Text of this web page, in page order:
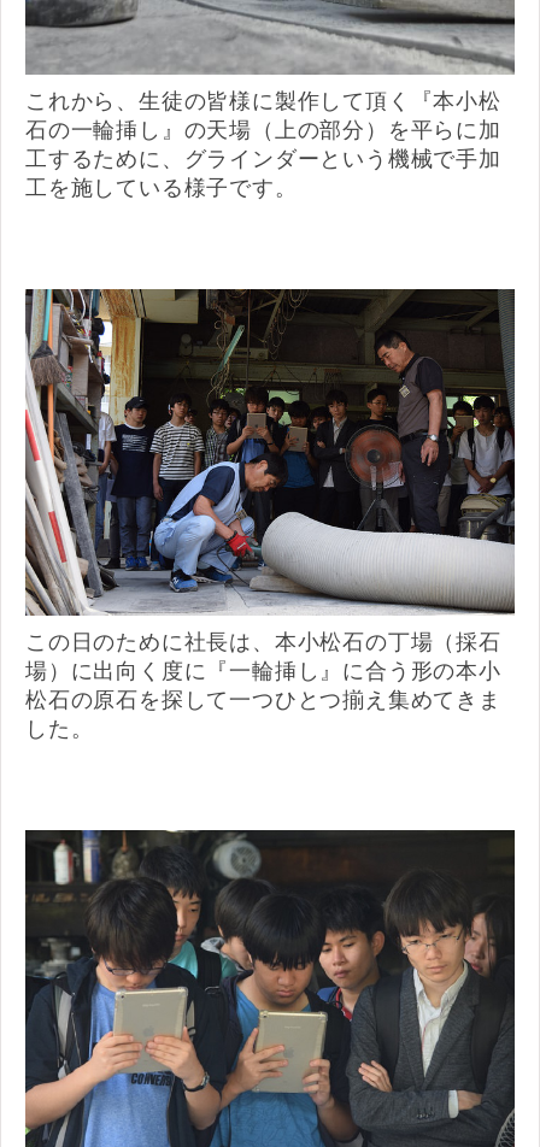
これから、生徒の皆様に製作して頂く『本小松
石の一輪挿し』の天場（上の部分）を平らに加
工するために、グラインダーという機械で手加
工を施している様子です。
この日のために社長は、本小松石の丁場（採石
場）に出向く度に『一輪挿し』に合う形の本小
松石の原石を探して一つひとつ揃え集めてきま
した。